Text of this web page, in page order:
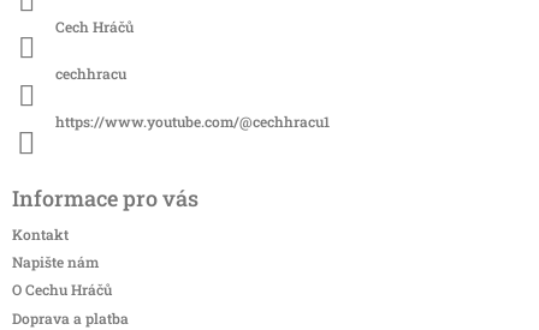
Cech Hráčů
cechhracu
https://www.youtube.com/@cechhracu1
Informace pro vás
Kontakt
Napište nám
O Cechu Hráčů
Doprava a platba